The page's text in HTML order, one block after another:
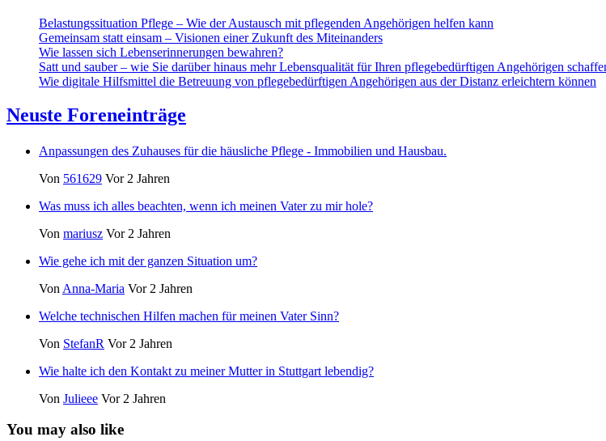
Belastungssituation Pflege – Wie der Austausch mit pflegenden Angehörigen helfen kann
Gemeinsam statt einsam – Visionen einer Zukunft des Miteinanders
Wie lassen sich Lebenserinnerungen bewahren?
Satt und sauber – wie Sie darüber hinaus mehr Lebensqualität für Ihren pflegebedürftigen Angehörigen
Wie digitale Hilfsmittel die Betreuung von pflegebedürftigen Angehörigen aus der Distanz erleichtern können
Neuste Foreneinträge
Anpassungen des Zuhauses für die häusliche Pflege - Immobilien und Hausbau.
Von 561629 Vor 2 Jahren
Was muss ich alles beachten, wenn ich meinen Vater zu mir hole?
Von mariusz Vor 2 Jahren
Wie gehe ich mit der ganzen Situation um?
Von Anna-Maria Vor 2 Jahren
Welche technischen Hilfen machen für meinen Vater Sinn?
Von StefanR Vor 2 Jahren
Wie halte ich den Kontakt zu meiner Mutter in Stuttgart lebendig?
Von Julieee Vor 2 Jahren
You may also like